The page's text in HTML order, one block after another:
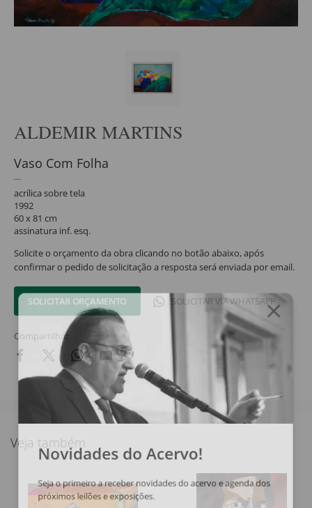
ALDEMIR MARTINS
Vaso Com Folha
acrílica sobre tela
1992
60 x 81 cm
assinatura inf. esq.
Solicite o orçamento da obra clicando no botão abaixo, após
confirmar o pedido de solicitação a resposta será enviada por email.
SOLICITAR ORÇAMENTO SOLICITAR VIA WHATSAPP
Compartilhar
Veja também
Novidades do Acervo!
Seja o primeiro a receber novidades do acervo e agenda dos
próximos leilões e exposições.